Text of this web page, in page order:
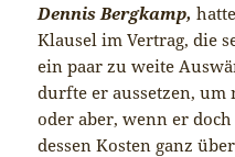
Dennis Bergkamp,
Klausel im Vertrag, die
ein paar zu weite
durfte er aussetzen, um
oder aber, wenn er
dessen Kosten ganz